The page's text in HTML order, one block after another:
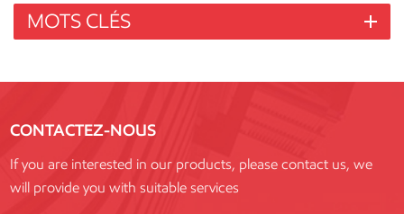
MOTS CLÉS
CONTACTEZ-NOUS
If you are interested in our products, please contact us, we
will provide you with suitable services